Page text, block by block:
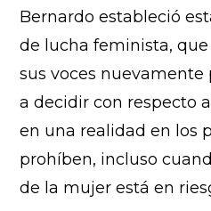
Bernardo estableció
de lucha feminista,
sus voces nuevamente
a decidir con respecto
en una realidad en los
prohíben, incluso
de la mujer está en